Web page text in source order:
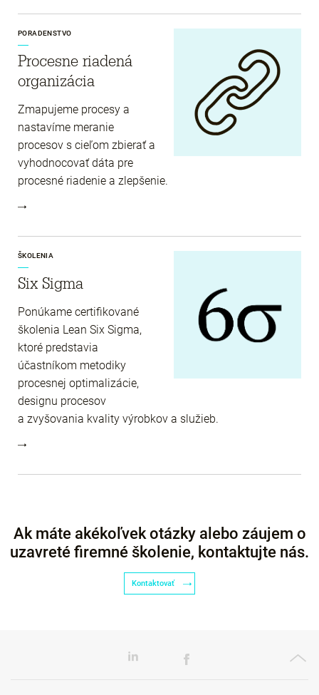
PORADENSTVO
Procesne riadená
organizácia
Zmapujeme procesy a
nastavíme meranie
procesov s cieľom zbierať a
vyhodnocovať dáta pre
procesné riadenie a zlepšenie.
ŠKOLENIA
Six Sigma
Ponúkame certifikované
školenia Lean Six Sigma,
ktoré predstavia
účastníkom metodiky
procesnej optimalizácie,
designu procesov
a zvyšovania kvality výrobkov a služieb.
Ak máte akékoľvek otázky alebo záujem o
uzavreté firemné školenie, kontaktujte nás.
Kontaktovať